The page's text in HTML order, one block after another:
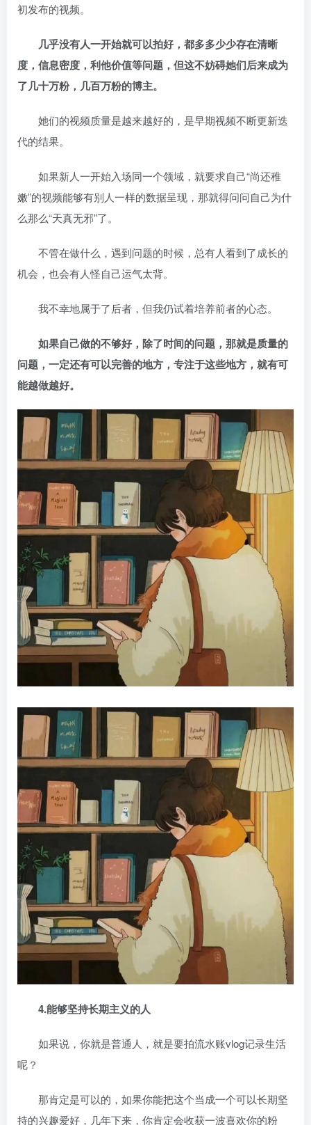
初发布的视频。
几乎没有人一开始就可以拍好，都多多少少存在清晰
度，信息密度，利他价值等问题，但这不妨碍她们后来成为
了几十万粉，几百万粉的博主。
她们的视频质量是越来越好的，是早期视频不断更新迭
代的结果。
如果新人一开始入场同一个领域，就要求自己“尚还稚
嫩”的视频能够有别人一样的数据呈现，那就得问问自己为什
么那么“天真无邪”了。
不管在做什么，遇到问题的时候，总有人看到了成长的
机会，也会有人怪自己运气太背。
我不幸地属于了后者，但我仍试着培养前者的心态。
如果自己做的不够好，除了时间的问题，那就是质量的
问题，一定还有可以完善的地方，专注于这些地方，就有可
能越做越好。
4.能够坚持长期主义的人
如果说，你就是普通人，就是要拍流水账vlog记录生活
呢？
那肯定是可以的，如果你能把这个当成一个可以长期坚
持的兴趣爱好，几年下来，你肯定会收获一波喜欢你的粉